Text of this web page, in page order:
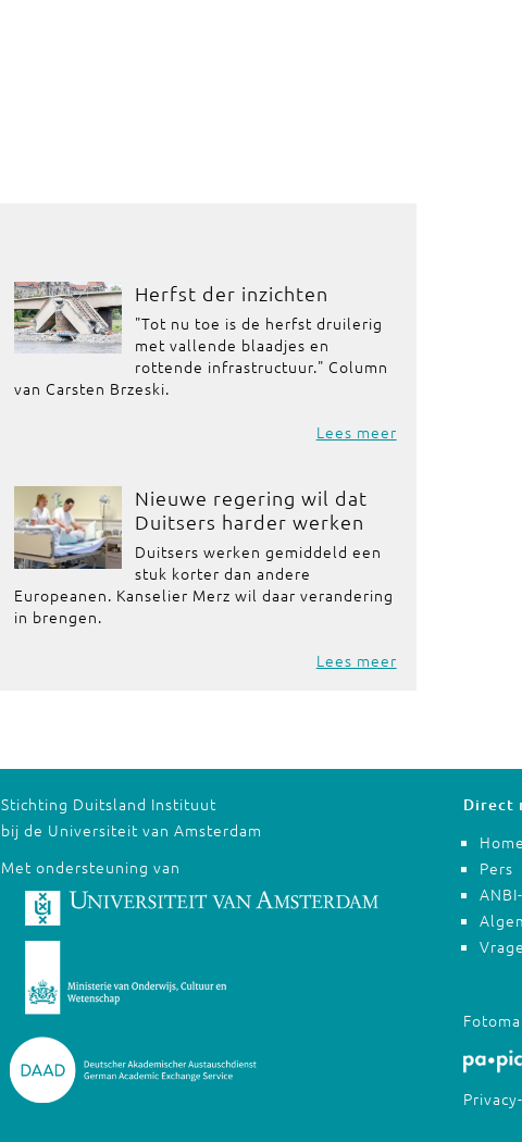
Herfst der inzichten
"Tot nu toe is de herfst druilerig
met vallende blaadjes en
rottende infrastructuur." Column
van Carsten Brzeski.
Lees meer
Nieuwe regering wil dat
Duitsers harder werken
Duitsers werken gemiddeld een
stuk korter dan andere
Europeanen. Kanselier Merz wil daar verandering
in brengen.
Lees meer
Stichting Duitsland Instituut
bij de Universiteit van Amsterdam
Met ondersteuning van
Direct
Home
Pers